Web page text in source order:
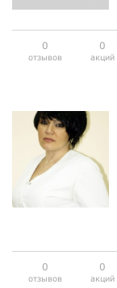
0
отзывов
0
акций
0
отзывов
0
акций